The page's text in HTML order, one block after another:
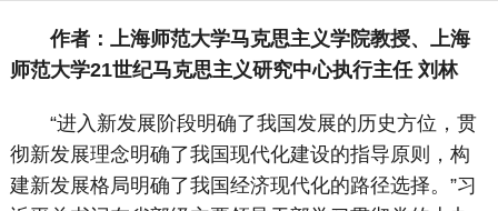
作者：上海师范大学马克思主义学院教授、上海
师范大学21世纪马克思主义研究中心执行主任 刘林
“进入新发展阶段明确了我国发展的历史方位，贯
彻新发展理念明确了我国现代化建设的指导原则，构
建新发展格局明确了我国经济现代化的路径选择。”习